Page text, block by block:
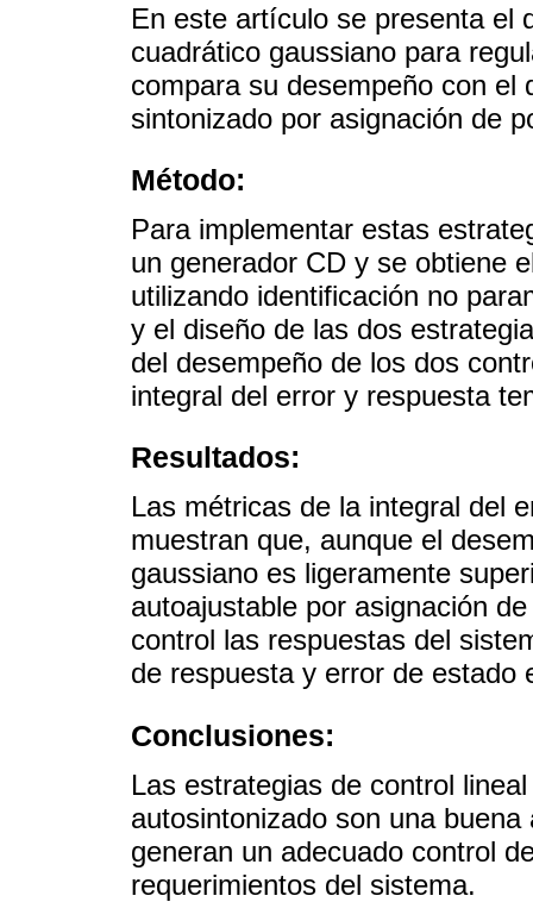
En este artículo se presenta el
cuadrático gaussiano para
compara su desempeño con el
sintonizado por asignación de
Método:
Para implementar estas
un generador CD y se obtiene
utilizando identificación no
y el diseño de las dos
del desempeño de los dos
integral del error y respuesta
Resultados:
Las métricas de la integral del
muestran que, aunque el
gaussiano es ligeramente
autoajustable por asignación
control las respuestas del
de respuesta y error de estado
Conclusiones:
Las estrategias de control
autosintonizado son una
generan un adecuado control
requerimientos del sistema.